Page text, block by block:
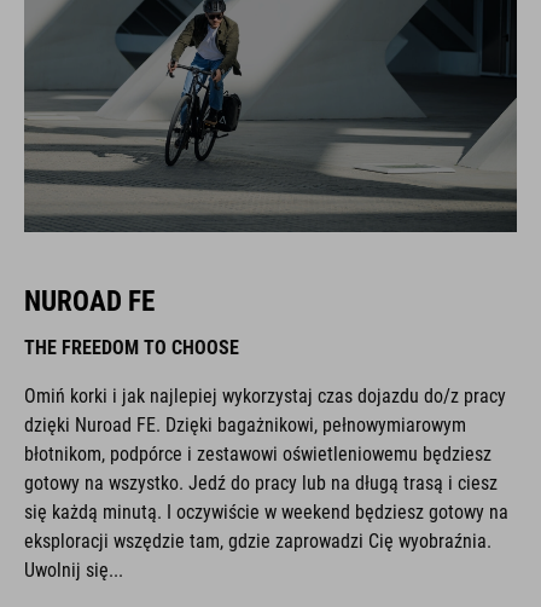
NUROAD FE
dzięki Nuroad FE. Dzięki bagażnikowi, pełnowymiarowym
błotnikom, podpórce i zestawowi oświetleniowemu będziesz
gotowy na wszystko. Jedź do pracy lub na długą trasą i ciesz
się każdą minutą. I oczywiście w weekend będziesz gotowy na
eksploracji wszędzie tam, gdzie zaprowadzi Cię wyobraźnia.
Uwolnij się...